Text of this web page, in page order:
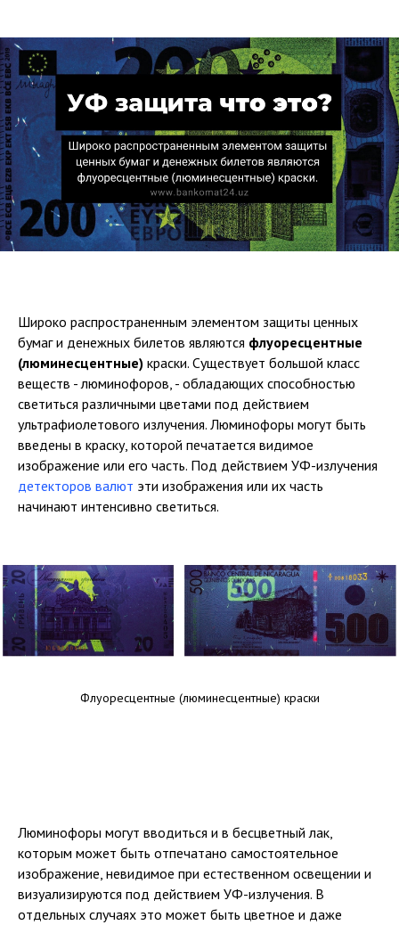
Широко распространенным элементом защиты ценных
бумаг и денежных билетов являются флуоресцентные
(люминесцентные) краски. Существует большой класс
веществ - люминофоров, - обладающих способностью
светиться различными цветами под действием
ультрафиолетового излучения. Люминофоры могут быть
введены в краску, которой печатается видимое
изображение или его часть. Под действием УФ-излучения
детекторов валют эти изображения или их часть
начинают интенсивно светиться.
Флуоресцентные (люминесцентные) краски
Люминофоры могут вводиться и в бесцветный лак,
которым может быть отпечатано самостоятельное
изображение, невидимое при естественном освещении и
визуализируются под действием УФ-излучения. В
отдельных случаях это может быть цветное и даже